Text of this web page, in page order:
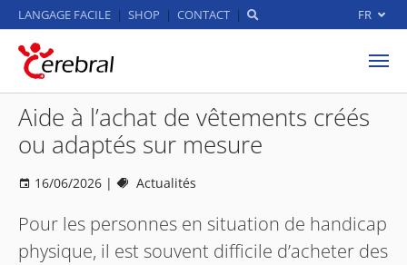
LANGAGE FACILE SHOP CONTACT FR
Aide à l’achat de vêtements créés
ou adaptés sur mesure
16/06/2026 | Actualités
Pour les personnes en situation de handicap
physique, il est souvent difficile d’acheter des